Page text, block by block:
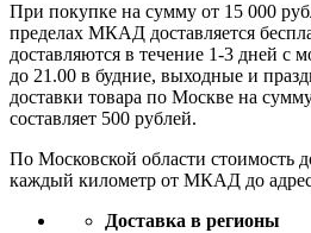
При покупке на сумму от 15 000
пределах МКАД доставляется
доставляются в течение 1-3 дней с
до 21.00 в будние, выходные и
доставки товара по Москве на
составляет 500 рублей.
По Московской области стоимость
каждый километр от МКАД до
Доставка в регионы